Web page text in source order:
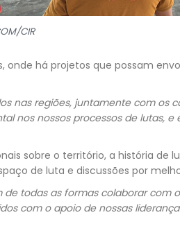
CIR
onde há projetos que possam
nas regiões, juntamente com os
nos nossos processos de lutas, e
sobre o território, a história de
de luta e discussões por
todas as formas colaborar com
com o apoio de nossas